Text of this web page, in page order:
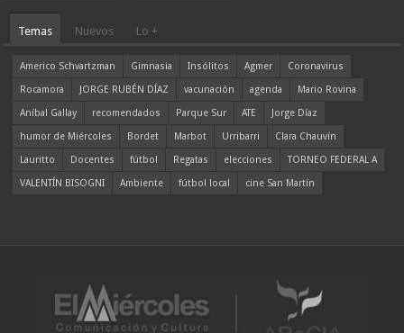
Temas Nuevos Lo +
Americo Schvartzman Gimnasia Insólitos Agmer
Coronavirus
Rocamora
JORGE RUBÉN DÍAZ vacunación agenda
Mario Rovina
Aníbal Gallay
recomendados Parque Sur ATE
Jorge Díaz
humor de Miércoles
Bordet Marbot Urribarri
Clara Chauvín
Lauritto
Docentes fútbol Regatas elecciones
TORNEO FEDERAL A
VALENTÍN BISOGNI
Ambiente fútbol local cine San Martín